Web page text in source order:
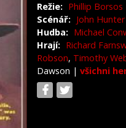
Režie: Phillip Borsos
Scénář: John Hunter
Hudba: Michael
Hrají: Richard
Robson, Timothy
Dawson | všichni